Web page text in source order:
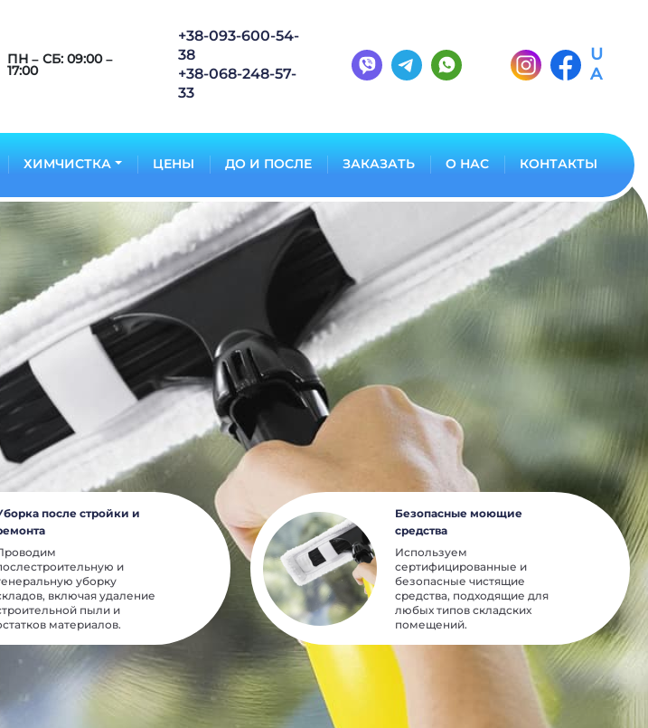
ПН – СБ: 09:00 –
17:00
+38-093-600-54-
38
+38-068-248-57-
33
U
A
ХИМЧИСТКА ЦЕНЫ ДО И ПОСЛЕ ЗАКАЗАТЬ О НАС КОНТАКТЫ
после стройки и
и
уборку
включая удаление
пыли и
материалов.
Безопасные моющие
средства
Используем
сертифицированные и
безопасные чистящие
средства, подходящие для
любых типов складских
помещений.